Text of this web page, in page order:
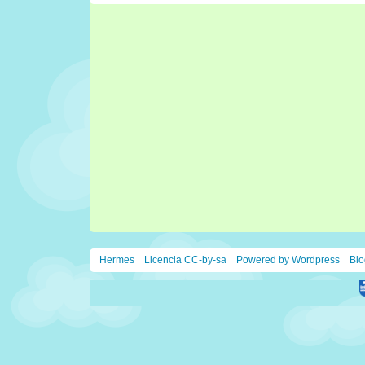
Hermes Licencia CC-by-sa Powered by Wordpress